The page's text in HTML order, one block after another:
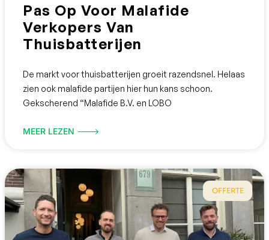
Pas Op Voor Malafide
Verkopers Van
Thuisbatterijen
De markt voor thuisbatterijen groeit razendsnel. Helaas
zien ook malafide partijen hier hun kans schoon.
Gekscherend “Malafide B.V. en LOBO
MEER LEZEN 🡒
OFFERTE